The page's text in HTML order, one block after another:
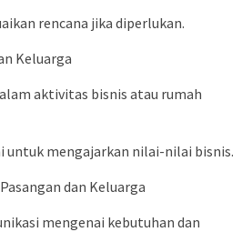
rencana jika diperlukan.
Keluarga
aktivitas bisnis atau rumah
untuk mengajarkan nilai-nilai bisnis.
dan Keluarga
mengenai kebutuhan dan